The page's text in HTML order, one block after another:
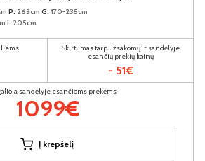
P: 263cm G: 170-235cm
I: 205cm
Skirtumas tarp užsakomų ir sandėlyje
esančių prekių kainų
- 51€
sandėlyje esančioms prekėms
1099€
Į krepšelį